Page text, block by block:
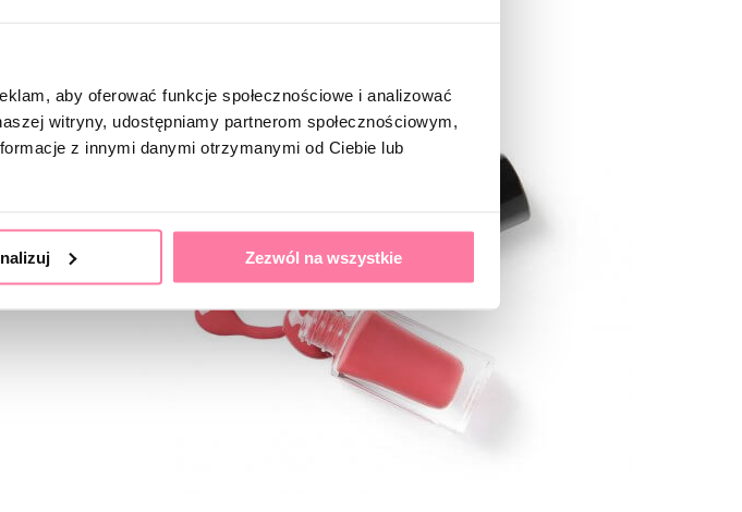
aby oferować funkcje społecznościowe i analizować
witryny, udostępniamy partnerom społecznościowym,
z innymi danymi otrzymanymi od Ciebie lub
Zezwól na wszystkie